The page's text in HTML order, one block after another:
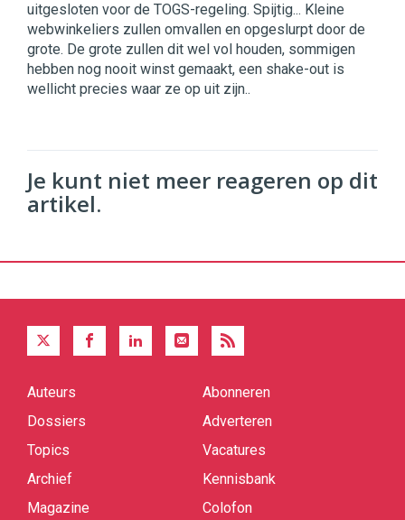
uitgesloten voor de TOGS-regeling. Spijtig... Kleine
webwinkeliers zullen omvallen en opgeslurpt door de
grote. De grote zullen dit wel vol houden, sommigen
hebben nog nooit winst gemaakt, een shake-out is
wellicht precies waar ze op uit zijn..
Je kunt niet meer reageren op dit
artikel.
Quick
Auteurs
Dossiers
Topics
Archief
Magazine
Abonneren
Adverteren
Vacatures
Kennisbank
Colofon